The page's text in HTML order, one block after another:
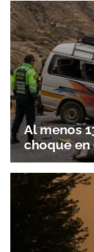
Al menos
choque en